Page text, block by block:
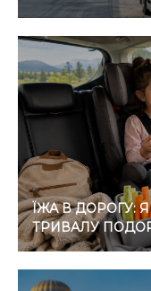
ЇЖА В ДОРОГУ:
ТРИВАЛУ